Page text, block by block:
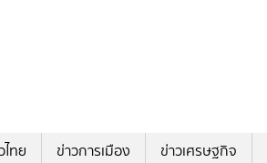
ไทย ข่าวการเมือง ข่าวเศรษฐกิจ